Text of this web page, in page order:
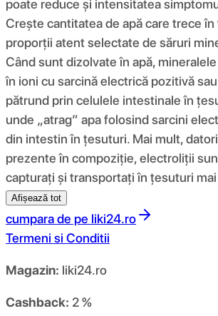
poate reduce și intensitatea
Crește cantitatea de apă care trece
proporții atent selectate de săruri
Când sunt dizolvate în apă,
în ioni cu sarcină electrică pozitivă
pătrund prin celulele intestinale în
unde „atrag” apa folosind sarcini
din intestin în țesuturi. Mai mult,
prezente în compoziție, electroliții
capturați și transportați în țesuturi
Afișează tot
cumpara de pe liki24.ro
Termeni si Conditii
Magazin: liki24.ro
Cashback: 2 %